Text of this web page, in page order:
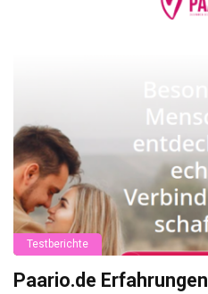
Testberichte
Paario.de Erfahrungen